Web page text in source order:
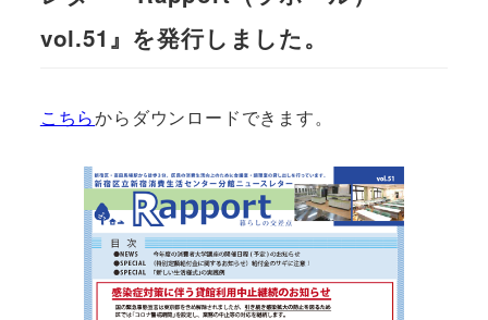
vol.51』を発行しました。
こちらからダウンロードできます。